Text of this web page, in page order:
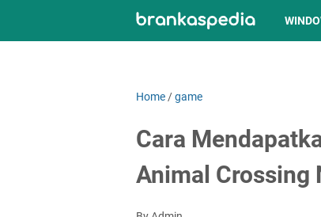
Home /game
Cara
Animal Crossing